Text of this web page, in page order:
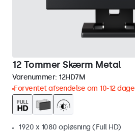
12 Tommer Skærm Metal
Varenummer: 12HD7M
Forventet afsendelse om 10-12 dage
1920 x 1080 opløsning (Full HD)